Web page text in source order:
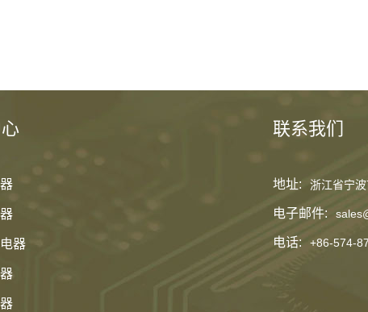
器
联系我们
地址: 浙江省宁
电子邮件:
电话: +86-574-